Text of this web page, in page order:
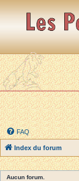
FAQ
Index du forum
Aucun forum.